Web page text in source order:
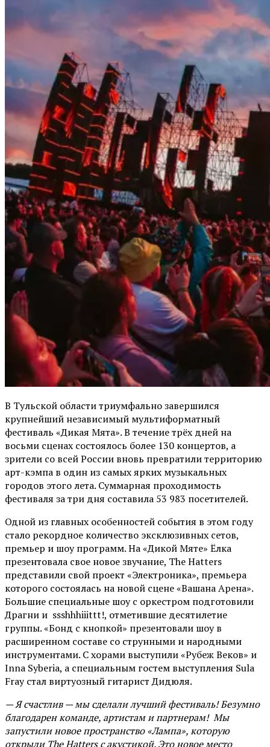
В Тульской области триумфально завершился
крупнейший независимый мультиформатный
фестиваль «Дикая Мята». В течение трёх дней на
восьми сценах состоялось более 130 концертов, а
зрители со всей России вновь превратили территорию
арт-кэмпа в один из самых ярких музыкальных
городов этого лета. Суммарная проходимость
фестиваля за три дня составила 53 983 посетителей.
Одной из главных особенностей события в этом году
стало рекордное количество эксклюзивных сетов,
премьер и шоу программ. На «Дикой Мяте» Ёлка
презентовала свое новое звучание, The Hatters
представили свой проект «Электроника», премьера
которого состоялась на новой сцене «Вашана Арена».
Большие специальные шоу с оркестром подготовили
Драгни и ssshhhiiittt!, отметившие десятилетие
группы. «Бонд с кнопкой» презентовали шоу в
расширенном составе со струнными и народными
инструментами. С хорами выступили «Рубеж Веков» и
Inna Syberia, а специальным гостем выступления Sula
Fray стал виртуозный гитарист Дидюля.
— Я счастлив — мы сделали лучший фестиваль! Безумно
благодарен команде, артистам и партнерам! Мы
запустили новое пространство «Лампа», которую
открыли The Hatters с акустикой. Это новое место